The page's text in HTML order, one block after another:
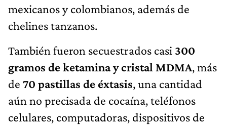
mexicanos y colombianos, además de
chelines tanzanos.
También fueron secuestrados casi 300
gramos de ketamina y cristal MDMA, más
de 70 pastillas de éxtasis, una cantidad
aún no precisada de cocaína, teléfonos
celulares, computadoras, dispositivos de